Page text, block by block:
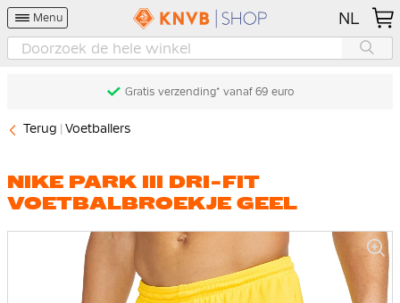
Menu NL
Gratis verzending* vanaf 69 euro
Terug Voetballers
NIKE PARK III DRI-FIT
VOETBALBROEKJE GEEL